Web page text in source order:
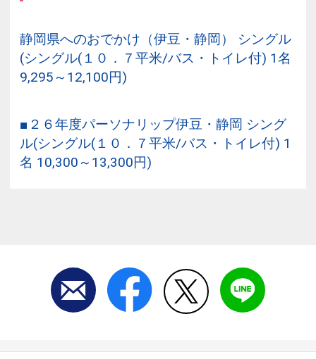
静岡県へのおでかけ（伊豆・静岡） シングル
(シングル(１０．７平米/バス・トイレ付) 1名
9,295～12,100円)
■２６年度パーソナリップ伊豆・静岡 シング
ル(シングル(１０．７平米/バス・トイレ付) 1
名 10,300～13,300円)